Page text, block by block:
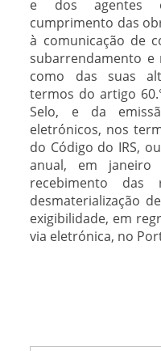
e dos agentes
cumprimento das
à comunicação de
subarrendamento e
como das suas
termos do artigo
Selo, e da
eletrónicos, nos
do Código do IRS,
anual, em
recebimento das
desmaterialização
exigibilidade, em
via eletrónica, no